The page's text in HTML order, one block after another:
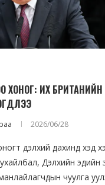
ИХ БРИТАНИЙН
2026/06/28
дэлхий дахинд хэд
Дэлхийн эдийн
чуулга